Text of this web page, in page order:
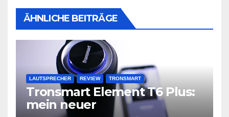
ÄHNLICHE BEITRÄGE
LAUTSPRECHER REVIEW TRONSMART
Tronsmart Element T6 Plus:
mein neuer